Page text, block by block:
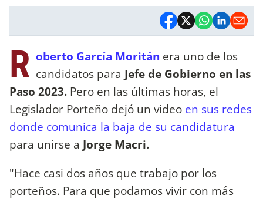
R oberto García Moritán era uno de los
candidatos para Jefe de Gobierno en las
Paso 2023. Pero en las últimas horas, el
Legislador Porteño dejó un video en sus redes
donde comunica la baja de su candidatura
para unirse a Jorge Macri.
"Hace casi dos años que trabajo por los
porteños. Para que podamos vivir con más